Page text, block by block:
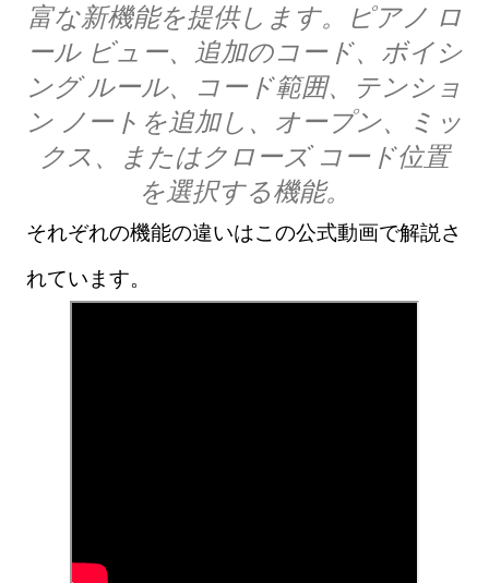
富な新機能を提供します。ピアノ ロ
ール ビュー、追加のコード、ボイシ
ング ルール、コード範囲、テンショ
ン ノートを追加し、オープン、ミッ
クス、またはクローズ コード位置
を選択する機能。
それぞれの機能の違いはこの公式動画で解説さ
れています。